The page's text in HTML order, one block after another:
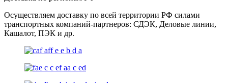
Осуществляем доставку по всей территории РФ силами
транспортных компаний-партнеров: СДЭК, Деловые линии,
Кашалот, ПЭК и др.